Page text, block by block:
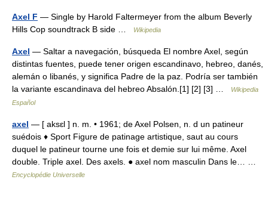
Axel F — Single by Harold Faltermeyer from the album Beverly
Hills Cop soundtrack B side …
Wikipedia
Axel — Saltar a navegación, búsqueda El nombre Axel, según
distintas fuentes, puede tener origen escandinavo, hebreo, danés,
alemán o libanés, y significa Padre de la paz. Podría ser también
la variante escandinava del hebreo Absalón.[1] [2] [3] …
Wikipedia
Español
axel — [ aksɛl ] n. m. • 1961; de Axel Polsen, n. d un patineur
suédois ♦ Sport Figure de patinage artistique, saut au cours
duquel le patineur tourne une fois et demie sur lui même. Axel
double. Triple axel. Des axels. ● axel nom masculin Dans le… …
Encyclopédie Universelle